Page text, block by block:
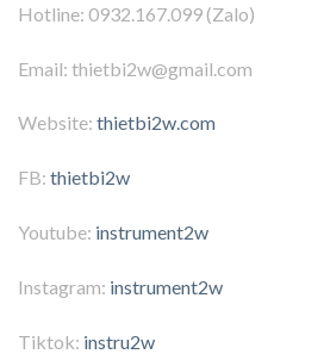
Hotline: 0932.167.099 (Zalo)
Email: thietbi2w@gmail.com
Website: thietbi2w.com
FB: thietbi2w
Youtube: instrument2w
Instagram: instrument2w
Tiktok: instru2w